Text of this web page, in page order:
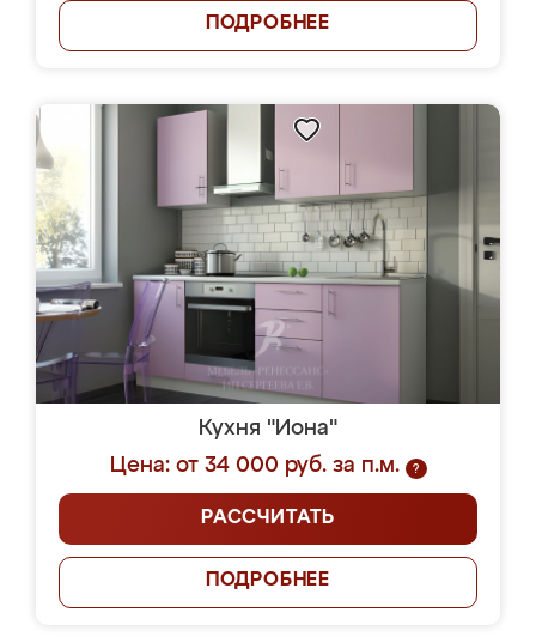
ПОДРОБНЕЕ
Кухня "Иона"
Цена: от 34 000 руб. за п.м.
?
РАССЧИТАТЬ
ПОДРОБНЕЕ